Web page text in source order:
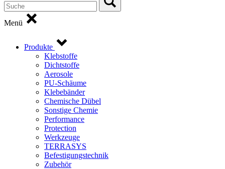
Menü
Produkte
Klebstoffe
Dichtstoffe
Aerosole
PU-Schäume
Klebebänder
Chemische Dübel
Sonstige Chemie
Performance
Protection
Werkzeuge
TERRASYS
Befestigungstechnik
Zubehör